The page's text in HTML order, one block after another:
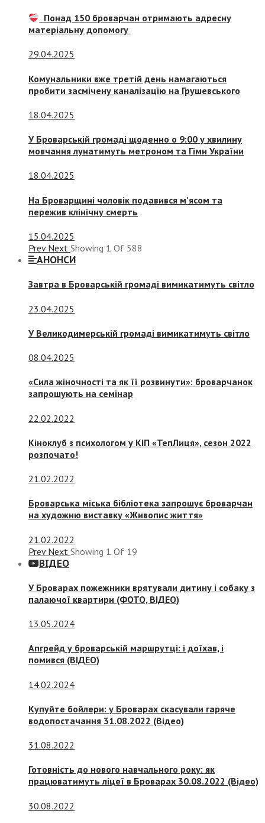
Понад 150 броварчан отримають адресну
матеріальну допомогу
29.04.2025
Комунальники вже третій день намагаються
пробити засмічену каналізацію на Грушевського
18.04.2025
У Броварській громаді щоденно о 9:00 у хвилину
мовчання лунатимуть метроном та Гімн України
18.04.2025
На Броварщині чоловік подавився м’ясом та
пережив клінічну смерть
15.04.2025
Prev Next Showing 1 Of 588
АНОНСИ
Завтра в Броварській громаді вимикатимуть світло
23.04.2025
У Великодимерській громаді вимикатимуть світло
08.04.2025
«Сила жіночності та як її розвинути»: броварчанок
запрошують на семінар
22.02.2022
Кіноклуб з психологом у КІП «ТепЛиця», сезон 2022
розпочато!
21.02.2022
Броварська міська бібліотека запрошує броварчан
на художню виставку «Живопис життя»
21.02.2022
Prev Next Showing 1 Of 19
ВІДЕО
У Броварах пожежники врятували дитину і собаку з
палаючої квартири (ФОТО, ВІДЕО)
13.05.2024
Апгрейд у броварській маршрутці: і доїхав, і
помився (ВІДЕО)
14.02.2024
Купуйте бойлери: у Броварах скасували гаряче
водопостачання 31.08.2022 (Відео)
31.08.2022
Готовність до нового навчального року: як
працюватимуть ліцеї в Броварах 30.08.2022 (Відео)
30.08.2022